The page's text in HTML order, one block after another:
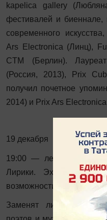
kapelica gallery
фестивалей и биеннале,
современного
Ars Electronica (Линц),
CTM (Берлин).
(Россия, 2013), Prix
получил почетное
2014) и Prix Ars
19 декабря
19:00 — лекция
Лирики. Эхо забытой
возможности синтеза в
Заменят ли роботы и/